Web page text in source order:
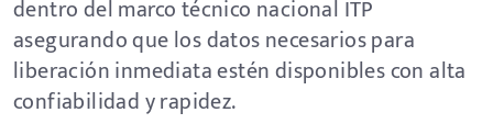
dentro del marco técnico nacional ITP
asegurando que los datos necesarios para
liberación inmediata estén disponibles con alta
confiabilidad y rapidez.